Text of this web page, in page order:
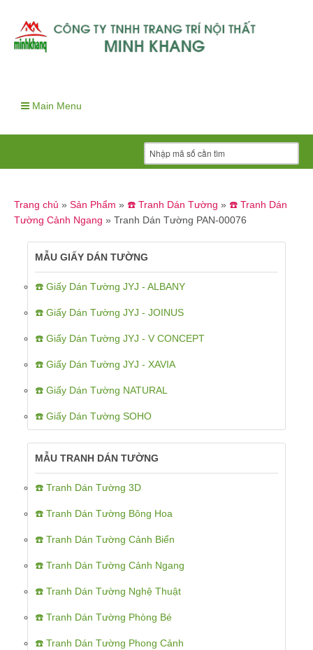
Main Menu
Trang chủ » Sản Phẩm » ☎️ Tranh Dán Tường » ☎️ Tranh Dán
Tường Cảnh Ngang » Tranh Dán Tường PAN-00076
MẪU GIẤY DÁN TƯỜNG
☎️ Giấy Dán Tường JYJ - ALBANY
☎️ Giấy Dán Tường JYJ - JOINUS
☎️ Giấy Dán Tường JYJ - V CONCEPT
☎️ Giấy Dán Tường JYJ - XAVIA
☎️ Giấy Dán Tường NATURAL
☎️ Giấy Dán Tường SOHO
MẪU TRANH DÁN TƯỜNG
☎️ Tranh Dán Tường 3D
☎️ Tranh Dán Tường Bông Hoa
☎️ Tranh Dán Tường Cảnh Biển
☎️ Tranh Dán Tường Cảnh Ngang
☎️ Tranh Dán Tường Nghệ Thuật
☎️ Tranh Dán Tường Phòng Bé
☎️ Tranh Dán Tường Phong Cảnh